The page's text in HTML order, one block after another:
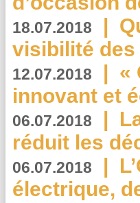
18.07.2018 |
visibilité des
12.07.2018 | «
innovant et
06.07.2018 |
réduit les
06.07.2018 |
électrique,